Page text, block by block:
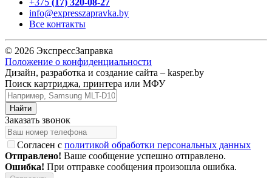
+375 (17) 320-08-27
info@expresszapravka.by
Все контакты
© 2026 ЭкспрессЗаправка
Положение о конфиденциальности
Дизайн, разработка и создание сайта – kasper.by
Поиск картриджа, принтера или МФУ
Заказать звонок
Согласен с политикой обработки персональных данных
Отправлено! Ваше сообщение успешно отправлено.
Ошибка! При отправке сообщения произошла ошибка.